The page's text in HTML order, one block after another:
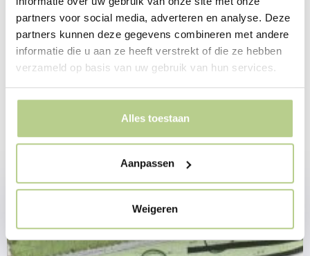
partners voor social media, adverteren en analyse. Deze
partners kunnen deze gegevens combineren met andere
informatie die u aan ze heeft verstrekt of die ze hebben
verzameld op basis van uw gebruik van hun services.
Alles toestaan
Aanpassen
Weigeren